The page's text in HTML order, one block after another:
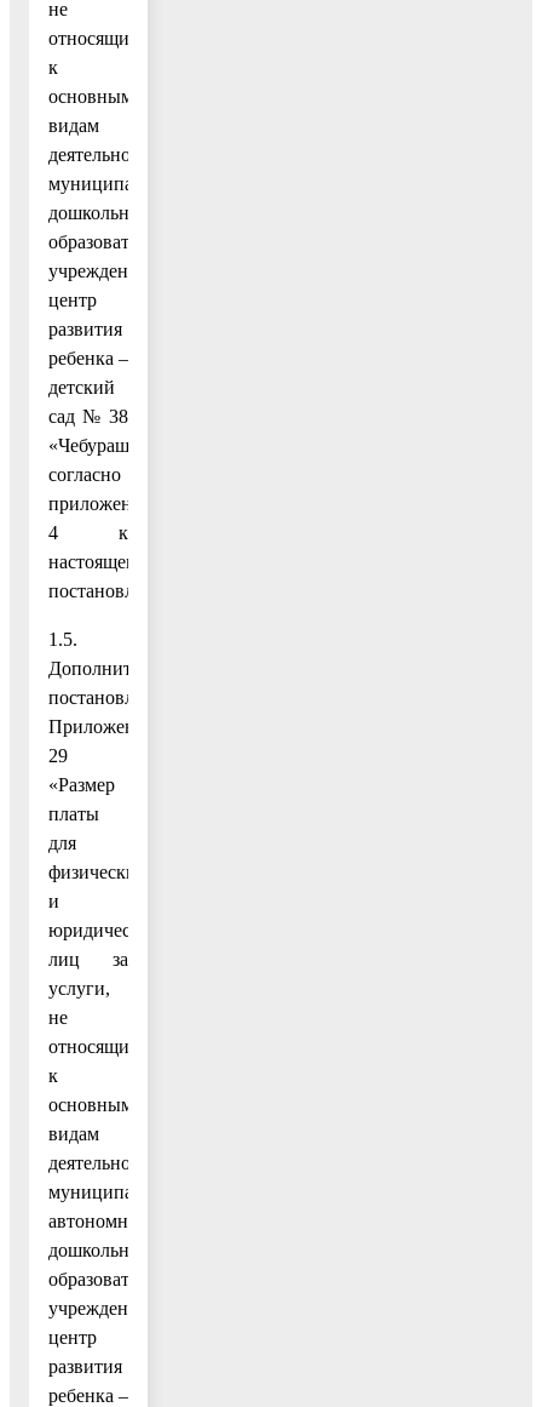
не
относящиеся
к
основным
видам
деятельности
муниципального
дошкольного
образовательного
учреждения
центр
развития
ребенка –
детский
сад № 38
«Чебурашка»
согласно
приложению
4 к
настоящему
постановлению;
1.5.
Дополнить
постановление
Приложением
29
«Размер
платы
для
физических
и
юридических
лиц за
услуги,
не
относящиеся
к
основным
видам
деятельности
муниципального
автономного
дошкольного
образовательного
учреждения
центр
развития
ребенка –